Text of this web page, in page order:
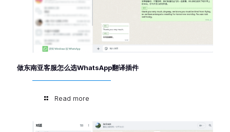
做东南亚客服怎么选WhatsApp翻译插件
Read more